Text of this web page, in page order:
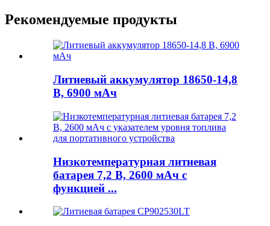
Рекомендуемые продукты
Литиевый аккумулятор 18650-14,8
В, 6900 мАч
Низкотемпературная литиевая
батарея 7,2 В, 2600 мАч с
функцией ...